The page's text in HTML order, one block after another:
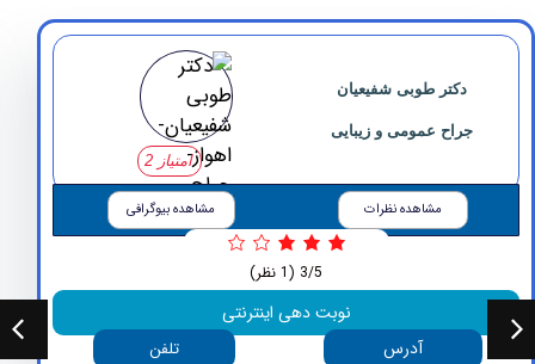
دکتر ‏طوبی ‏شفیعیان
جراح عمومی و زیبایی
امتیاز 2
مشاهده نظرات مشاهده بیوگرافی
نوبت دهی اینترنتی
آدرس
تلفن